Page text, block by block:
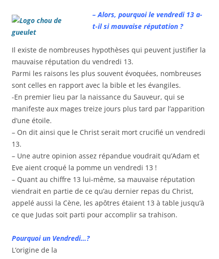
– Alors, pourquoi le vendredi 13 a-
t-il si mauvaise réputation ?
Il existe de nombreuses hypothèses qui peuvent justifier la
mauvaise réputation du vendredi 13.
Parmi les raisons les plus souvent évoquées, nombreuses
sont celles en rapport avec la bible et les évangiles.
-En premier lieu par la naissance du Sauveur, qui se
manifeste aux mages treize jours plus tard par l’apparition
d’une étoile.
– On dit ainsi que le Christ serait mort crucifié un vendredi
13.
– Une autre opinion assez répandue voudrait qu’Adam et
Eve aient croqué la pomme un vendredi 13 !
– Quant au chiffre 13 lui-même, sa mauvaise réputation
viendrait en partie de ce qu’au dernier repas du Christ,
appelé aussi la Cène, les apôtres étaient 13 à table jusqu’à
ce que Judas soit parti pour accomplir sa trahison.
Pourquoi un Vendredi…?
L’origine de la